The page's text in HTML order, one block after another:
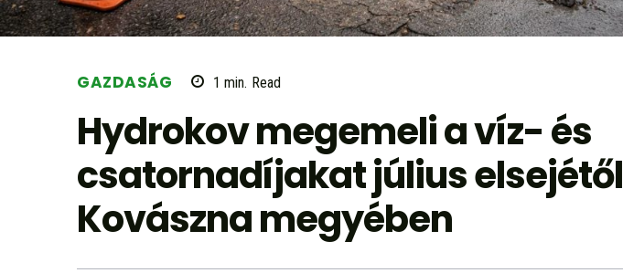
GAZDASÁG 1 min. Read
Hydrokov megemeli a víz- és
csatornadíjakat július elsejétől
Kovászna megyében